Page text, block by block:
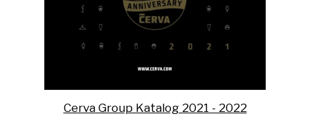
Cerva Group Katalog 2021 - 2022